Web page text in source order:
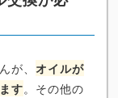
が、 オイルが
す。その他の